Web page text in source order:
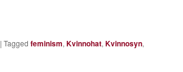
|Tagged feminism,Kvinnohat,Kvinnosyn,